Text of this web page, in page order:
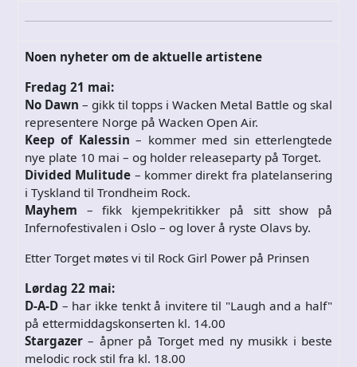
Noen nyheter om de aktuelle artistene
Fredag 21 mai:
No Dawn – gikk til topps i Wacken Metal Battle og skal
representere Norge på Wacken Open Air.
Keep of Kalessin – kommer med sin etterlengtede
nye plate 10 mai – og holder releaseparty på Torget.
Divided Mulitude – kommer direkt fra platelansering
i Tyskland til Trondheim Rock.
Mayhem – fikk kjempekritikker på sitt show på
Infernofestivalen i Oslo – og lover å ryste Olavs by.
Etter Torget møtes vi til Rock Girl Power på Prinsen
Lørdag 22 mai:
D-A-D – har ikke tenkt å invitere til "Laugh and a half"
på ettermiddagskonserten kl. 14.00
Stargazer – åpner på Torget med ny musikk i beste
melodic rock stil fra kl. 18.00